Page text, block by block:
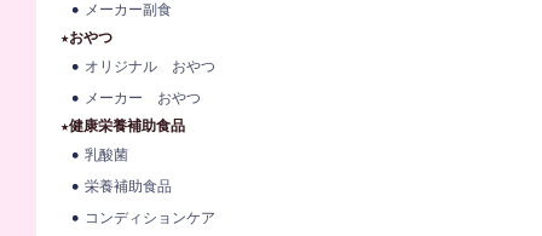
メーカー副食
★おやつ
オリジナル おやつ
メーカー おやつ
★健康栄養補助食品
乳酸菌
栄養補助食品
コンディションケア